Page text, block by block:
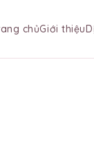
chủGiới thiệu